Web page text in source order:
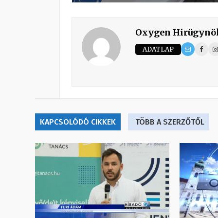
Oxygen
ADATLAP
KAPCSOLÓDÓ CIKKEK TÖBB A SZERZŐTŐL